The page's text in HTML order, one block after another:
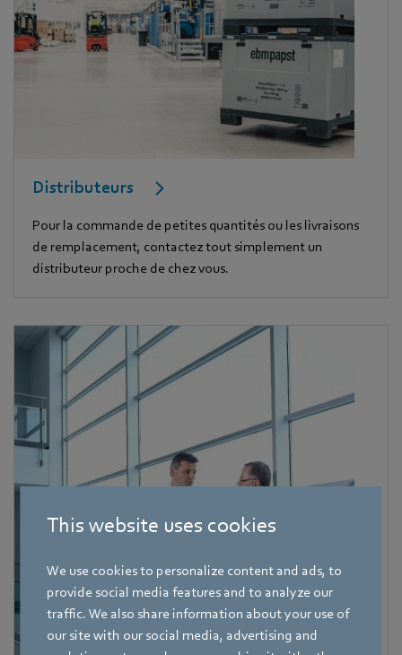
This website uses cookies
We use cookies to personalize content and ads, to
provide social media features and to analyze our
traffic. We also share information about your use of
our site with our social media, advertising and
Distributeurs
Pour la commande de petites quantités ou les livraisons
de remplacement, contactez tout simplement un
distributeur proche de chez vous.